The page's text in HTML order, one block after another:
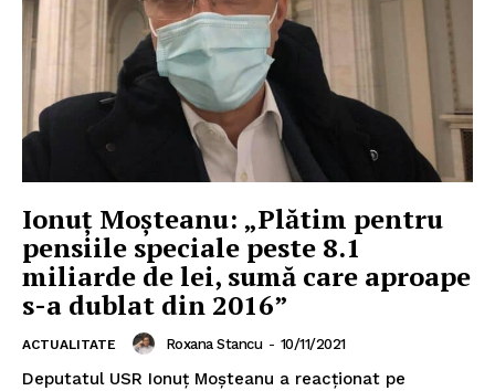
Ionuț Moșteanu: „Plătim pentru
pensiile speciale peste 8.1
miliarde de lei, sumă care aproape
s-a dublat din 2016”
ACTUALITATE Roxana Stancu - 10/11/2021
Deputatul USR Ionuț Moșteanu a reacționat pe